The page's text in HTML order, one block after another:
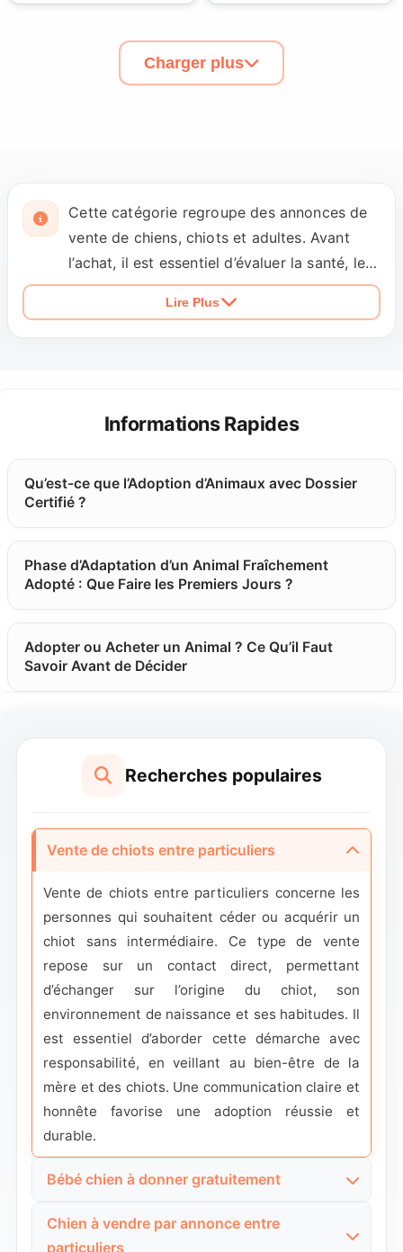
Charger plus
Cette catégorie regroupe des annonces de
vente de chiens, chiots et adultes. Avant
l’achat, il est essentiel d’évaluer la santé, les
besoins et l’engagement à long terme.
Petopic favorise des ventes responsables et
Lire Plus
Informations Rapides
Qu’est-ce que l’Adoption d’Animaux avec Dossier
Certifié ?
Phase d’Adaptation d’un Animal Fraîchement
Adopté : Que Faire les Premiers Jours ?
Adopter ou Acheter un Animal ? Ce Qu’il Faut
Savoir Avant de Décider
Recherches populaires
Vente de chiots entre particuliers
Vente de chiots entre particuliers concerne les
personnes qui souhaitent céder ou acquérir un
chiot sans intermédiaire. Ce type de vente
repose sur un contact direct, permettant
d’échanger sur l’origine du chiot, son
environnement de naissance et ses habitudes. Il
est essentiel d’aborder cette démarche avec
responsabilité, en veillant au bien-être de la
mère et des chiots. Une communication claire et
honnête favorise une adoption réussie et
durable.
Bébé chien à donner gratuitement
Bébé chien à donner gratuitement correspond
souvent à des portées non prévues ou à des
Chien à vendre par annonce entre
particuliers